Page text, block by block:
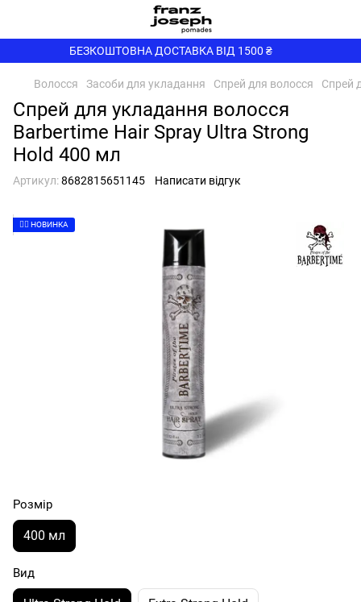
БЕЗКОШТОВНА ДОСТАВКА ВІД 1500 ₴
Волосся Засоби для укладання Спрей для волосся Спрей
Спрей для укладання волосся
Barbertime Hair Spray Ultra Strong
Hold 400 мл
Артикул:8682815651145 Написати відгук
👉🏻 НОВИНКА
Розмір
400 мл
Вид